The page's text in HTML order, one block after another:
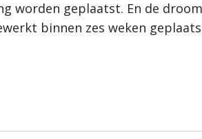
worden geplaatst. En de
binnen zes weken